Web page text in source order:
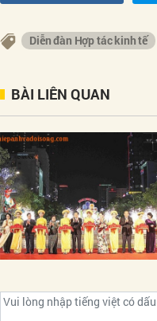
Diễn đàn Hợp tác kinh tế
BÀI LIÊN QUAN